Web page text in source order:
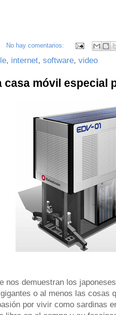
No hay comentarios:
, internet, software, video
casa móvil especial
nos demuestran los
o al menos las cosas
por vivir como sardinas